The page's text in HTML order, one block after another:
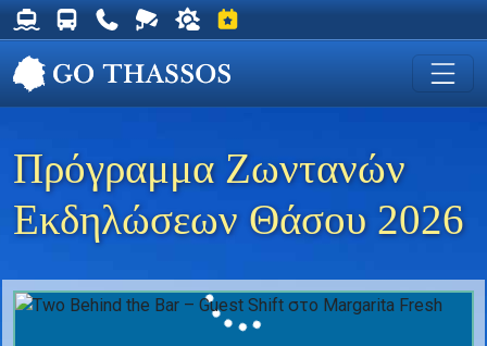
Δρομολόγια Φέρυ για Θάσο
Δρομολόγια Λεωφορείων Θάσου
Χρήσιμα Τηλέφωνα
Ζωντανή Κάμερα στη Χρυσή Ακτή
Ο καιρός στη Θάσο
Εκδηλώσεις στη Θάσο
Πρόγραμμα Ζωντανών
Εκδηλώσεων Θάσου 2026